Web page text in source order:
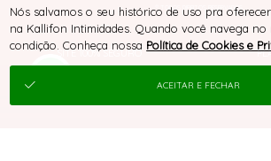
SITE 100% SEGURO
® TODOS DIREITOS RESERVADOS
Nós salvamos o seu histórico de uso pra
na Kallifon Intimidades. Quando você navega no
condição. Conheça nossa Política de Cookies e
ACEITAR E FECHAR